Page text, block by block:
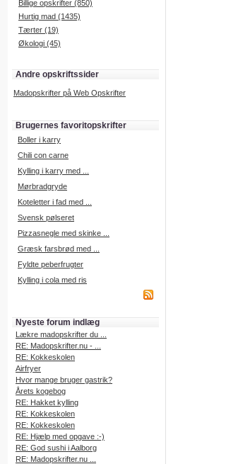
Billige opskrifter (850)
Hurtig mad (1435)
Tærter (19)
Økologi (45)
Andre opskriftssider
Madopskrifter på Web Opskrifter
Brugernes favoritopskrifter
Boller i karry
Chili con carne
Kylling i karry med ...
Mørbradgryde
Koteletter i fad med ...
Svensk pølseret
Pizzasnegle med skinke ...
Græsk farsbrød med ...
Fyldte peberfrugter
Kylling i cola med ris
Nyeste forum indlæg
Lækre madopskrifter du ...
RE: Madopskrifter.nu - ...
RE: Kokkeskolen
Airfryer
Hvor mange bruger gastrik?
Årets kogebog
RE: Hakket kylling
RE: Kokkeskolen
RE: Kokkeskolen
RE: Hjælp med opgave :-)
RE: God sushi i Aalborg
RE: Madopskrifter.nu ...